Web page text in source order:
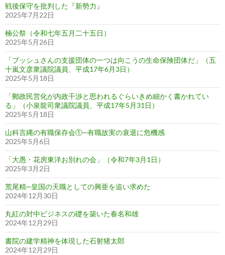
戦後保守を批判した『新勢力』
2025年7月22日
楠公祭（令和七年五月二十五日）
2025年5月26日
「ブッシュさんの支援団体の一つは向こうの生命保険団体だ」（五
十嵐文彦衆議院議員、平成17年6月3日）
2025年5月18日
「郵政民営化が内政干渉と思われるぐらいきめ細かく書かれてい
る」（小泉龍司衆議院議員、平成17年5月31日）
2025年5月18日
山科言縄の有職保存会①─有職故実の衰退に危機感
2025年5月6日
「大愚・花房東洋お別れの会」（令和7年3月1日）
2025年3月2日
荒尾精─皇国の天職としての興亜を追い求めた
2024年12月30日
丸紅の対中ビジネスの礎を築いた春名和雄
2024年12月29日
書院の建学精神を体現した石射猪太郎
2024年12月29日